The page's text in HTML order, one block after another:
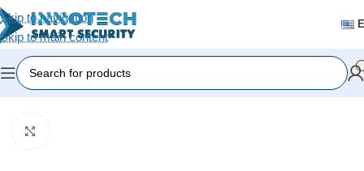
Skip to navigation
Skip to main content
Home/Video Surveillance/Camera Accessories